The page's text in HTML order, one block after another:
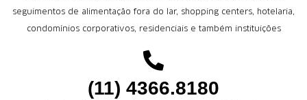
seguimentos de alimentação fora do lar, shopping centers, hotelaria,
condomínios corporativos, residenciais e também instituições
(11) 4366.8180